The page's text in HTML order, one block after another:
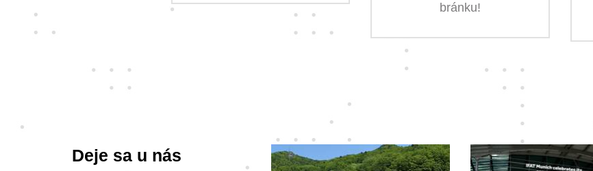
bránku!
Deje sa u nás